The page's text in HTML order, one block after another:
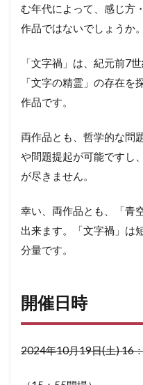
む年代によって、感じ方
作品ではないでしょうか。
「文字禍」は、紀元前7
「文字の精霊」の存在を
作品です。
両作品とも、哲学的な問
や問題提起が可能ですし
が尽きません。
幸い、両作品とも、「青
出来ます。「文字禍」は
分量です。
開催日時
2024年10月19日(土) 16